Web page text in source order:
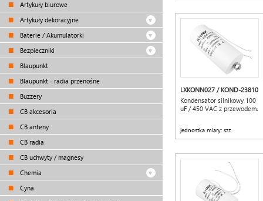
Artykuły biurowe
Artykuły dekoracyjne
Baterie / Akumulatorki
Bezpieczniki
Blaupunkt
Blaupunkt - radia przenośne
Buzzery
CB akcesoria
CB anteny
CB radia
CB uchwyty / magnesy
Chemia
Cyna
LXKONN027 / KOND-23810
Kondensator silnikowy 100
uF / 450 VAC z przewodem.
jednostka miary: szt